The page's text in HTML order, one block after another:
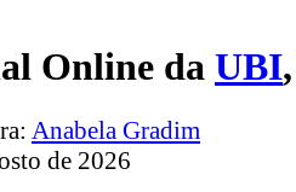
Online da UBI
Anabela Gradim
de 2026